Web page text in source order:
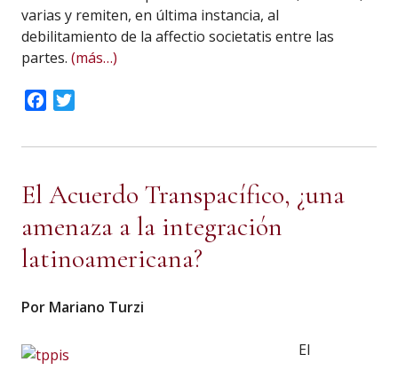
varias y remiten, en última instancia, al
debilitamiento de la affectio societatis entre las
partes. (más…)
Facebook
El Acuerdo Transpacífico, ¿una
amenaza a la integración
latinoamericana?
Por Mariano Turzi
El